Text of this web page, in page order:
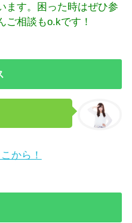
ます。困った時はぜひ参
ご相談もo.kです！
から！